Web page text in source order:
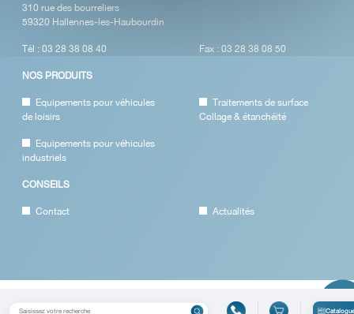
310 rue des bourreliers
59320 Hallennes-les-Haubourdin
Tél : 03 28 38 08 40 Fax : 03 28 38 08 50
NOS PRODUITS
Equipements pour véhicules
de loisirs
Equipements pour véhicules
industriels
Traitements de surface
Collage & étanchéité
CONSEILS
Contact Actualités